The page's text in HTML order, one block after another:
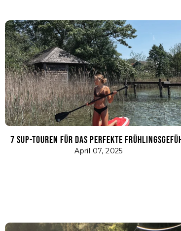
7 SUP-TOUREN FÜR DAS PERFEKTE
April 07, 2025